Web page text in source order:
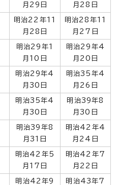
月29日
月28日
明治22年11
月28日
明治28年11
月27日
明治29年1
月10日
明治29年4
月20日
明治29年4
月30日
明治35年4
月26日
明治35年4
月30日
明治39年8
月30日
明治39年8
月31日
明治42年4
月24日
明治42年5
月17日
明治42年7
月22日
明治42年9
明治43年7